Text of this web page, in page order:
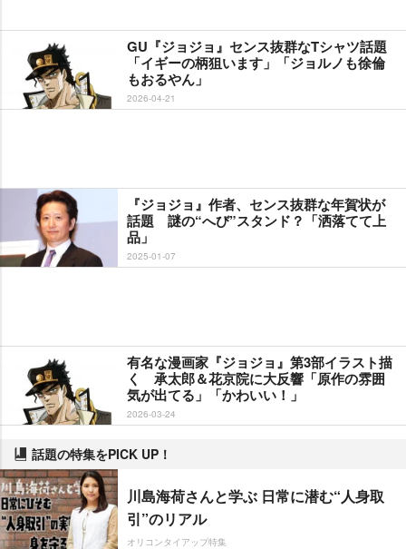
GU『ジョジョ』センス抜群なTシャツ話題
「イギーの柄狙います」「ジョルノも徐倫
もおるやん」
2026-04-21
『ジョジョ』作者、センス抜群な年賀状が
話題 謎の“へび”スタンド？「洒落てて上
品」
2025-01-07
有名な漫画家『ジョジョ』第3部イラスト描
く 承太郎＆花京院に大反響「原作の雰囲
気が出てる」「かわいい！」
2026-03-24
話題の特集をPICK UP！
川島海荷さんと学ぶ 日常に潜む“人身取
引”のリアル
オリコンタイアップ特集